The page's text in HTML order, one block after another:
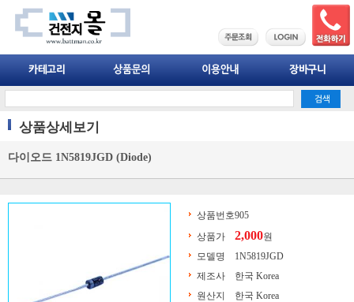
상품상세보기
다이오드 1N5819JGD (Diode)
상품번호905
상품가
2,000원
모델명
1N5819JGD
제조사
한국 Korea
원산지
한국 Korea